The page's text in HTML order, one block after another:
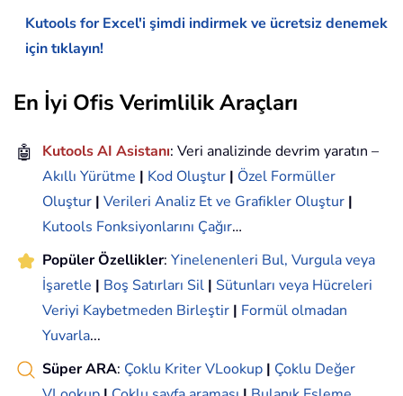
Kutools for Excel'i şimdi indirmek ve ücretsiz denemek
için tıklayın!
En İyi Ofis Verimlilik Araçları
🤖 Kutools AI Asistanı: Veri analizinde devrim yaratın –
Akıllı Yürütme | Kod Oluştur | Özel Formüller
Oluştur | Verileri Analiz Et ve Grafikler Oluştur |
Kutools Fonksiyonlarını Çağır…
Popüler Özellikler: Yinelenenleri Bul, Vurgula veya
İşaretle | Boş Satırları Sil | Sütunları veya Hücreleri
Veriyi Kaybetmeden Birleştir | Formül olmadan
Yuvarla...
Süper ARA: Çoklu Kriter VLookup | Çoklu Değer